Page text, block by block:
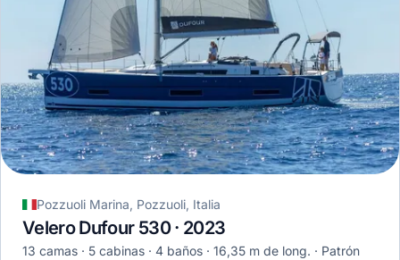
Pozzuoli Marina, Pozzuoli, Italia
Velero Dufour 530 · 2023
13 camas 5 cabinas 4 baños 16,35 m de long.
Patrón